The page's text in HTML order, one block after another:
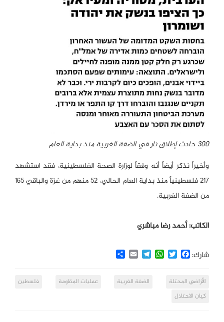
300 حادث إطلاق نار في الضفة الغربية منذ بداية العام
وأخيراً نذكر أيضاً أنه وفقاً لوزارة الصحة الفلسطينية، فقد استشهد
217 فلسطينياً منذ بداية العام الحالي، 52 منهم من غزة والباقي 165
من الضفة الغربية.
الكاتب: أحمد رضا مباشري
شارك: Facebook
Twitter
WhatsApp
Telegram
Email
Share
الأراضي المحتلة الضفة الغربية عمليات المقاومة
فلسطين
كيان الاحتلال